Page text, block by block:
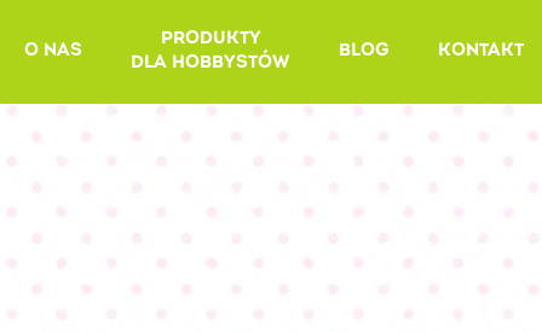
O NAS
PRODUKTY
DLA HOBBYSTÓW
BLOG KONTAKT